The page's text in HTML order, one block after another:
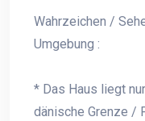
Wahrzeichen /
Umgebung :
* Das Haus liegt
dänische Grenze /